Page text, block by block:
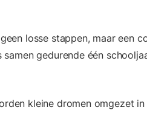
losse stappen, maar een
gedurende één
kleine dromen omgezet